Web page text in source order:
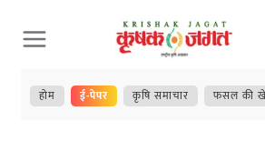
Skip
to
content
होम ई-पेपर कृषि समाचार फसल की